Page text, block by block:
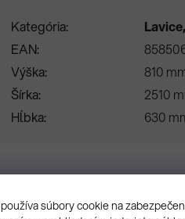
súbory cookie na
Kategória
EAN
Výška
810
Šírka
2510
Hĺbka
630